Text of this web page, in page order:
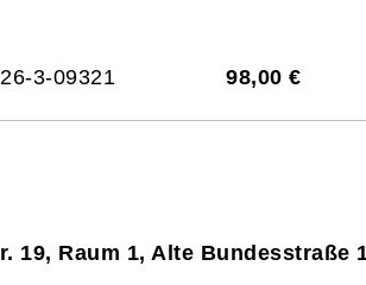
26-3-09321 98,00 €
19, Raum 1, Alte Bundesstraße